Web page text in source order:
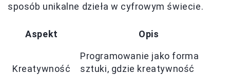
sposób unikalne dzieła w cyfrowym świecie.
Aspekt Opis
Kreatywność
Programowanie jako forma
sztuki, gdzie kreatywność